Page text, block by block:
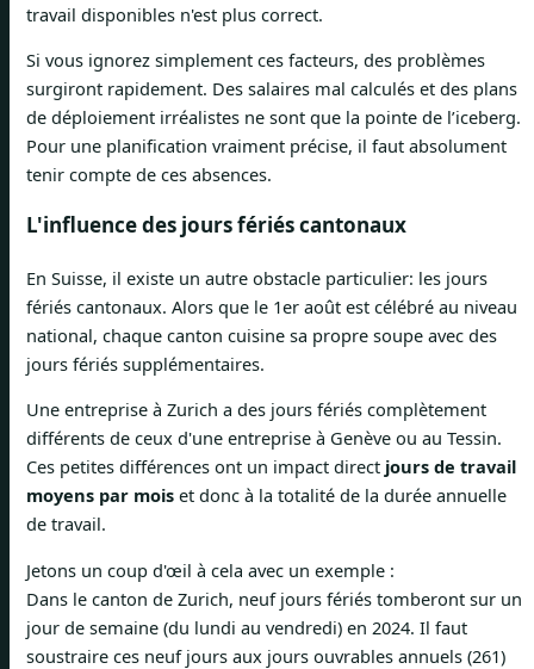
travail disponibles n'est plus correct.
Si vous ignorez simplement ces facteurs, des problèmes
surgiront rapidement. Des salaires mal calculés et des plans
de déploiement irréalistes ne sont que la pointe de l’iceberg.
Pour une planification vraiment précise, il faut absolument
tenir compte de ces absences.
L'influence des jours fériés cantonaux
En Suisse, il existe un autre obstacle particulier: les jours
fériés cantonaux. Alors que le 1er août est célébré au niveau
national, chaque canton cuisine sa propre soupe avec des
jours fériés supplémentaires.
Une entreprise à Zurich a des jours fériés complètement
différents de ceux d'une entreprise à Genève ou au Tessin.
Ces petites différences ont un impact direct jours de travail
moyens par mois et donc à la totalité de la durée annuelle
de travail.
Jetons un coup d'œil à cela avec un exemple :
Dans le canton de Zurich, neuf jours fériés tomberont sur un
jour de semaine (du lundi au vendredi) en 2024. Il faut
soustraire ces neuf jours aux jours ouvrables annuels (261)